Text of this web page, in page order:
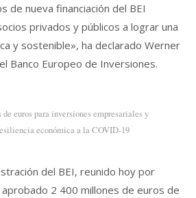
de nueva financiación del BEI
privados y públicos a lograr una
y sostenible», ha declarado Werner
Banco Europeo de Inversiones.
euros para inversiones empresariales y
económica a la COVID-19
del BEI, reunido hoy por
2 400 millones de euros de